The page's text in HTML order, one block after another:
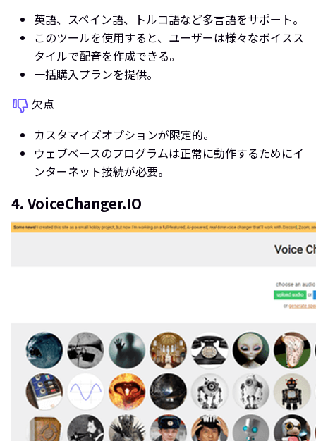
英語、スペイン語、トルコ語など多言語をサポート。
このツールを使用すると、ユーザーは様々なボイスス
タイルで配音を作成できる。
一括購入プランを提供。
欠点
カスタマイズオプションが限定的。
ウェブベースのプログラムは正常に動作するためにイ
ンターネット接続が必要。
4. VoiceChanger.IO